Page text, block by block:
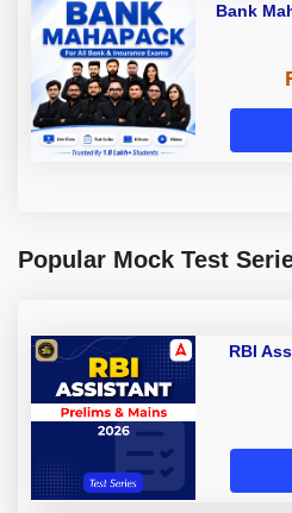
Bank
Popular Mock Test
RBI